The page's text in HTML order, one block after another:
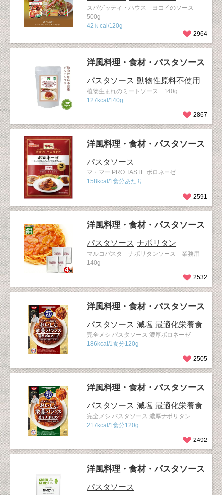
スパゲッティ・ハウス ヨコイのソース
500g
42ｋcal/120g
2964
洋風料理・食材・パスタソース
パスタソース 動物性原料不使用
植物生まれのミートソース 140g
127kcal/140g
2867
洋風料理・食材・パスタソース
パスタソース
マ・マー PRO TASTE ボロネーゼ
158kcal/1食分あたり
2591
洋風料理・食材・パスタソース
パスタソース ナポリタン
マルコパスタ ナポリタンソース 業務用
140g
2532
洋風料理・食材・パスタソース
パスタソース 減塩 最適化栄養食
完全メシ パスタソース 濃厚ボロネーゼ
186kcal/1食分120g
2505
洋風料理・食材・パスタソース
パスタソース 減塩 最適化栄養食
完全メシ パスタソース 濃厚ナポリタン
217kcal/1食分120g
2492
洋風料理・食材・パスタソース
パスタソース